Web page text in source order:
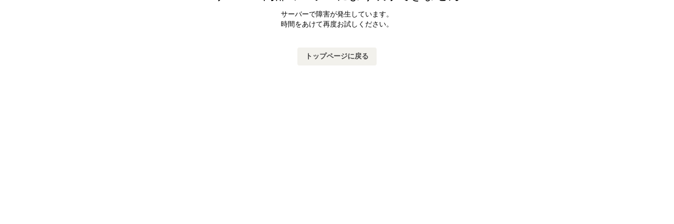
サーバーで障害が発生しています。
時間をあけて再度お試しください。
トップページに戻る